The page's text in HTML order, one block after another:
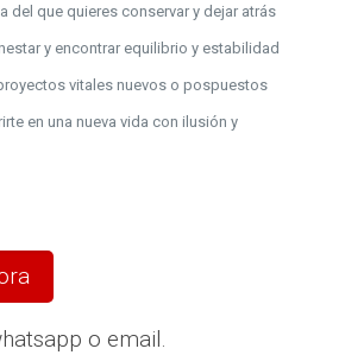
del que quieres conservar y dejar atrás
y encontrar equilibrio y estabilidad
vitales nuevos o pospuestos
en una nueva vida con ilusión y
o email.